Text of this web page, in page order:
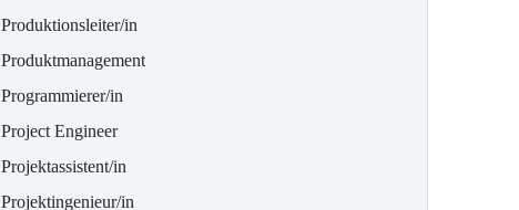
Produktionsleiter/in
Produktmanagement
Programmierer/in
Project Engineer
Projektassistent/in
Projektingenieur/in